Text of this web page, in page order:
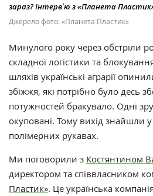
зараз? Інтервʼю з «Планета
Джерело фото: «Планета Пластик»
Минулого року через обстріли
складної логістики та
шляхів українські аграрії
збіжжя, які потрібно було десь
потужностей бракувало. Одні
окуповані. Тому вихід знайшли у
полімерних рукавах.
Ми поговорили з Костянтином
директором та співвласником
Пластик». Це українська